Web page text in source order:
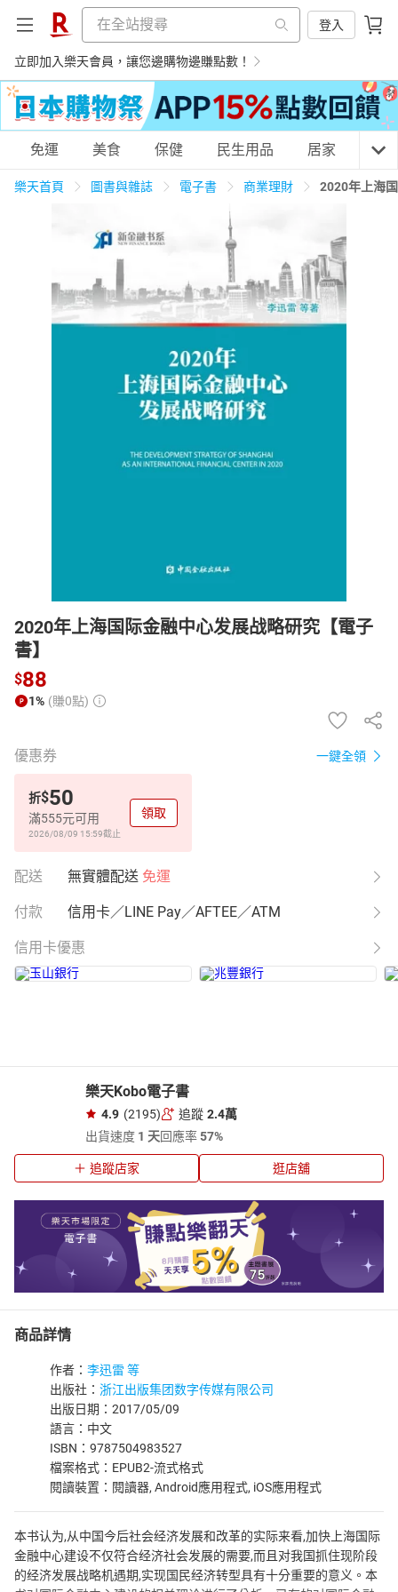
登入
立即加入樂天會員，讓您邊購物邊賺點數！
購物網分類
美食蛋糕 養生保健 民生用品
居家生活 3C家電 運動休閒 親子玩具
男裝 化妝保養
電子/紙本書
免運 美食 保健 民生用品 居家 3C
樂天首頁 圖書與雜誌 電子書 商業理財 2020年上海
2020年上海国际金融中心发展战略研究【電子
書】
$88
1% (賺0點)
優惠券 一鍵全領
折$50
滿555元可用
2026/08/09 15:59截止
領取
配送 無實體配送 免運
付款 信用卡／LINE Pay／AFTEE／ATM
信用卡優惠
樂天Kobo電子書
4.9 (2195) 追蹤 2.4萬
出貨速度 1 天回應率57%
追蹤店家 逛店舖
商品詳情
作者： 李迅雷 等
出版社： 浙江出版集团数字传媒有限公司
出版日期：2017/05/09
語言：中文
ISBN：9787504983527
檔案格式：EPUB2-流式格式
閱讀裝置：閱讀器, Android應用程式, iOS應用程式
本书认为,从中国今后社会经济发展和改革的实际来看,加快上海国际
金融中心建设不仅符合经济社会发展的需要,而且对我国抓住现阶段
的经济发展战略机遇期,实现国民经济转型具有十分重要的意义。本